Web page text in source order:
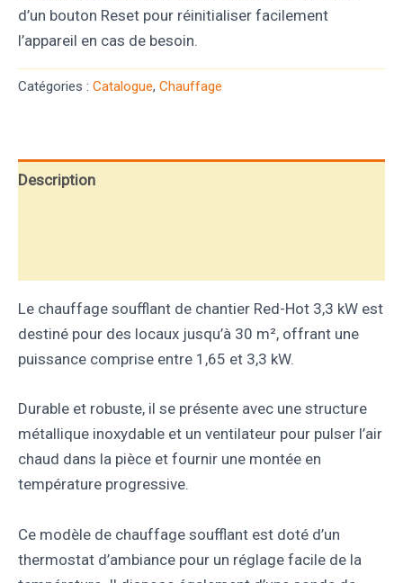
d’un bouton Reset pour réinitialiser facilement
l’appareil en cas de besoin.
Catégories : Catalogue, Chauffage
Description
Le chauffage soufflant de chantier Red-Hot 3,3 kW est
destiné pour des locaux jusqu’à 30 m², offrant une
puissance comprise entre 1,65 et 3,3 kW.
Durable et robuste, il se présente avec une structure
métallique inoxydable et un ventilateur pour pulser l’air
chaud dans la pièce et fournir une montée en
température progressive.
Ce modèle de chauffage soufflant est doté d’un
thermostat d’ambiance pour un réglage facile de la